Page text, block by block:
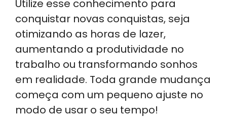
Utilize esse conhecimento para
conquistar novas conquistas, seja
otimizando as horas de lazer,
aumentando a produtividade no
trabalho ou transformando sonhos
em realidade. Toda grande mudança
começa com um pequeno ajuste no
modo de usar o seu tempo!